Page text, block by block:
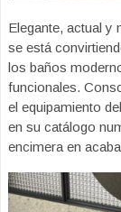
Elegante, actual y
se está
los baños
funcionales.
el equipamiento
en su catálogo
encimera en